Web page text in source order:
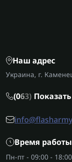
Наш адрес
Украина, г.
(063)
Время работы
Пн-пт - 09:00 - 18:00